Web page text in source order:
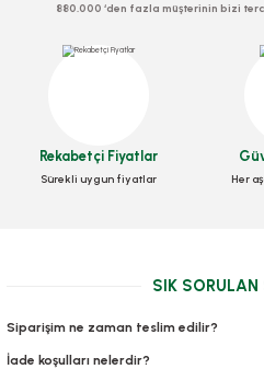
Vakum Torbası Tırtıklı 25 cm x 5 metre
+ KDV
Sepete Ekle
880.000 ‘den fazla müşterinin bizi
Rekabetçi Fiyatlar
Sürekli uygun fiyatlar Her
SIK SORULAN
Siparişim ne zaman teslim edilir?
İade koşulları nelerdir?